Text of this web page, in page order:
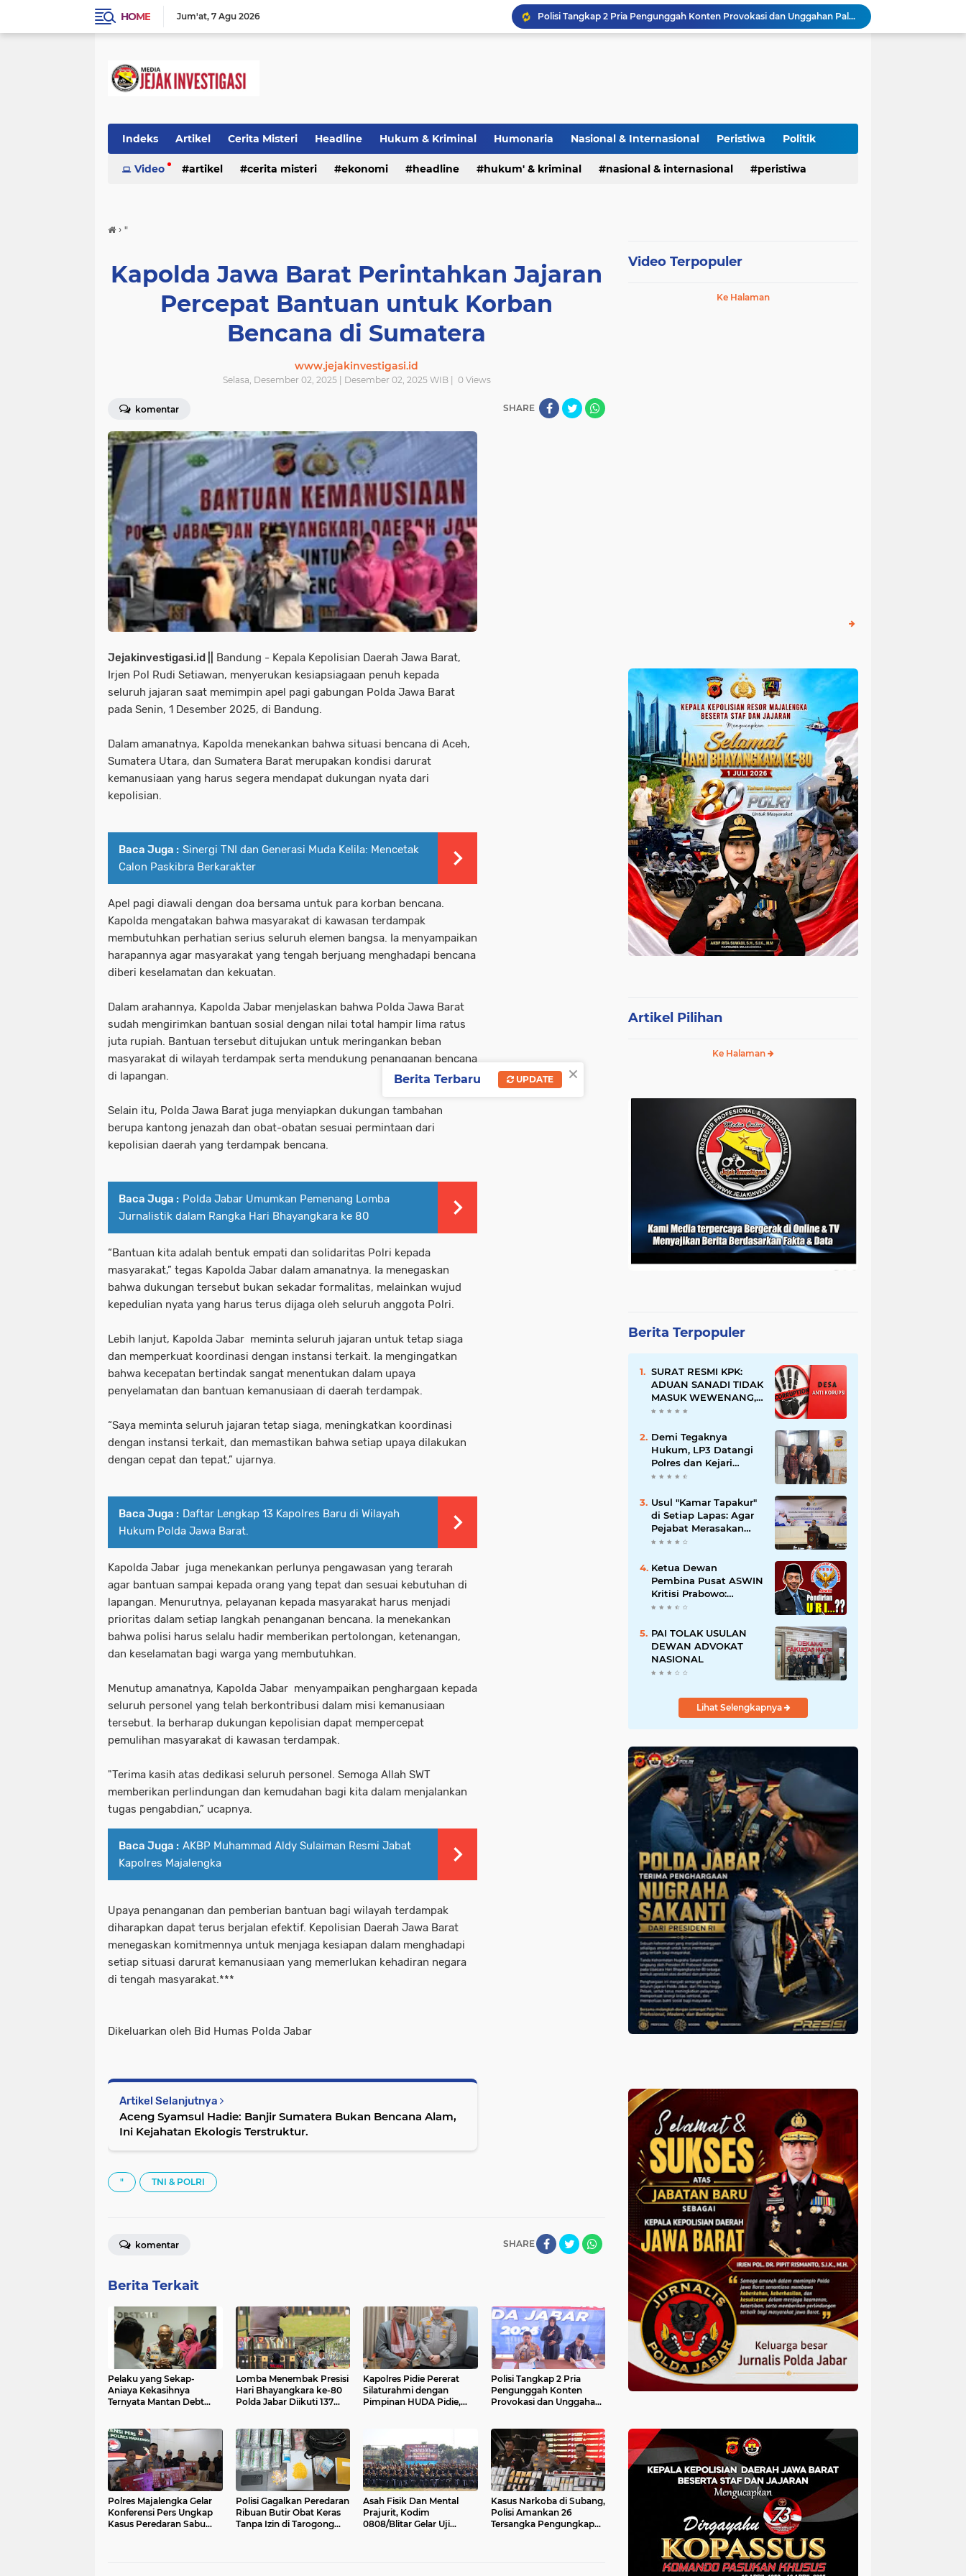
HOME Jum'at 7 Agu 2026
Polisi Tangkap 2 Pria Pengunggah Konten Provokasi dan Unggahan Palsu Soal Pemerintah di Threads.
Polres Majalengka Gelar Konferensi Pers Ungkap Kasus Peredaran Sabu 18,13 Gram
Cegah Makanan Terbuang, Koramil Sumberjaya dan BGN Alihkan Distribusi MBG ke Lokasi Latihan Paskibraka Palasah
Indeks Artikel Cerita Misteri Headline Hukum & Kriminal Humonaria Nasional & Internasional Peristiwa Politik
Prestasi Ragam Info Seputar Daerah TNI & POLRI UU Pers
Video artikel cerita misteri ekonomi headline hukum' & kriminal nasional & internasional peristiwa
› "
Kapolda Jawa Barat Perintahkan Jajaran
Percepat Bantuan untuk Korban
Bencana di Sumatera
www.jejakinvestigasi.id
Selasa, Desember 02, 2025 | Desember 02, 2025 WIB | 0Views
komentar SHARE
Jejakinvestigasi.id ||
Bandung - Kepala Kepolisian Daerah Jawa Barat,
Irjen Pol Rudi Setiawan, menyerukan kesiapsiagaan penuh kepada
seluruh jajaran saat memimpin apel pagi gabungan Polda Jawa Barat
pada Senin, 1 Desember 2025, di Bandung.
Dalam amanatnya, Kapolda menekankan bahwa situasi bencana di Aceh,
Sumatera Utara, dan Sumatera Barat merupakan kondisi darurat
kemanusiaan yang harus segera mendapat dukungan nyata dari
kepolisian.
Baca Juga : Sinergi TNI dan Generasi Muda Kelila: Mencetak
Calon Paskibra Berkarakter
Apel pagi diawali dengan doa bersama untuk para korban bencana.
Kapolda mengatakan bahwa masyarakat di kawasan terdampak
membutuhkan perhatian serius seluruh elemen bangsa. Ia menyampaikan
harapannya agar masyarakat yang tengah berjuang menghadapi bencana
diberi keselamatan dan kekuatan.
Dalam arahannya, Kapolda Jabar menjelaskan bahwa Polda Jawa Barat
sudah mengirimkan bantuan sosial dengan nilai total hampir lima ratus
juta rupiah. Bantuan tersebut ditujukan untuk meringankan beban
masyarakat di wilayah terdampak serta mendukung penanganan bencana
di lapangan.
Selain itu, Polda Jawa Barat juga menyiapkan dukungan tambahan
berupa kantong jenazah dan obat-obatan sesuai permintaan dari
kepolisian daerah yang terdampak bencana.
Baca Juga : Polda Jabar Umumkan Pemenang Lomba
Jurnalistik dalam Rangka Hari Bhayangkara ke 80
“Bantuan kita adalah bentuk empati dan solidaritas Polri kepada
masyarakat,” tegas Kapolda Jabar dalam amanatnya. Ia menegaskan
bahwa dukungan tersebut bukan sekadar formalitas, melainkan wujud
kepedulian nyata yang harus terus dijaga oleh seluruh anggota Polri.
Lebih lanjut, Kapolda Jabar meminta seluruh jajaran untuk tetap siaga
dan memperkuat koordinasi dengan instansi terkait. Ia mengingatkan
bahwa kecepatan bertindak sangat menentukan dalam upaya
penyelamatan dan bantuan kemanusiaan di daerah terdampak.
“Saya meminta seluruh jajaran tetap siaga, meningkatkan koordinasi
dengan instansi terkait, dan memastikan bahwa setiap upaya dilakukan
dengan cepat dan tepat,” ujarnya.
Baca Juga : Daftar Lengkap 13 Kapolres Baru di Wilayah
Hukum Polda Jawa Barat.
Kapolda Jabar juga menekankan perlunya pengawasan yang terarah
agar bantuan sampai kepada orang yang tepat dan sesuai kebutuhan di
lapangan. Menurutnya, pelayanan kepada masyarakat harus menjadi
prioritas dalam setiap langkah penanganan bencana. Ia menekankan
bahwa polisi harus selalu hadir memberikan pertolongan, ketenangan,
dan keselamatan bagi warga yang membutuhkan.
Menutup amanatnya, Kapolda Jabar menyampaikan penghargaan kepada
seluruh personel yang telah berkontribusi dalam misi kemanusiaan
tersebut. Ia berharap dukungan kepolisian dapat mempercepat
pemulihan masyarakat di kawasan terdampak.
"Terima kasih atas dedikasi seluruh personel. Semoga Allah SWT
memberikan perlindungan dan kemudahan bagi kita dalam menjalankan
tugas pengabdian,” ucapnya.
Baca Juga : AKBP Muhammad Aldy Sulaiman Resmi Jabat
Kapolres Majalengka
Upaya penanganan dan pemberian bantuan bagi wilayah terdampak
diharapkan dapat terus berjalan efektif. Kepolisian Daerah Jawa Barat
menegaskan komitmennya untuk menjaga kesiapan dalam menghadapi
setiap situasi darurat kemanusiaan yang memerlukan kehadiran negara
di tengah masyarakat.***
Dikeluarkan oleh Bid Humas Polda Jabar
Artikel Selanjutnya
Aceng Syamsul Hadie: Banjir Sumatera Bukan Bencana Alam,
Ini Kejahatan Ekologis Terstruktur.
" TNI & POLRI
SHARE
komentar
Berita Terkait
Pelaku yang Sekap-
Aniaya Kekasihnya
Ternyata Mantan Debt
Pihak Lain
Lomba Menembak Presisi
Hari Bhayangkara ke-80
Polda Jabar Diikuti 137
Kapolres Pidie Pererat
Silaturahmi dengan
Pimpinan HUDA Pidie,
Polisi Tangkap 2 Pria
Pengunggah Konten
Provokasi dan Unggahan
Polres Majalengka Gelar
Konferensi Pers Ungkap
Kasus Peredaran Sabu
Polisi Gagalkan Peredaran
Ribuan Butir Obat Keras
Tanpa Izin di Tarogong
Asah Fisik Dan Mental
Prajurit, Kodim
0808/Blitar Gelar Uji
Kasus Narkoba di Subang,
Polisi Amankan 26
Tersangka Pengungkapan
Video Terpopuler
Ke Halaman
Artikel Pilihan
Ke Halaman
Berita Terpopuler
SURAT RESMI KPK:
ADUAN SANADI TIDAK
MASUK WEWENANG,
DESA BABAKAN
DESA ANTI KORUPSI
OLEH KEJAKSAAN
Demi Tegaknya
Hukum, LP3 Datangi
Polres dan Kejari
Majalengka; Minta
Proporsional:
Restoratif untuk
Lemah, Tegas untuk
Narkoba & Oknum
Usul "Kamar Tapakur"
di Setiap Lapas: Agar
Pejabat Merasakan
Suasana Penjara, Tak
Menyalahgunakan
Amanah
Ketua Dewan
Pembina Pusat ASWIN
Kritisi Prabowo:
Evaluasi Pendirian
Mendesak Sebaiknya
Dibatalkan
PAI TOLAK USULAN
DEWAN ADVOKAT
NASIONAL
Lihat Selengkapnya
×
Berita Terbaru UPDATE